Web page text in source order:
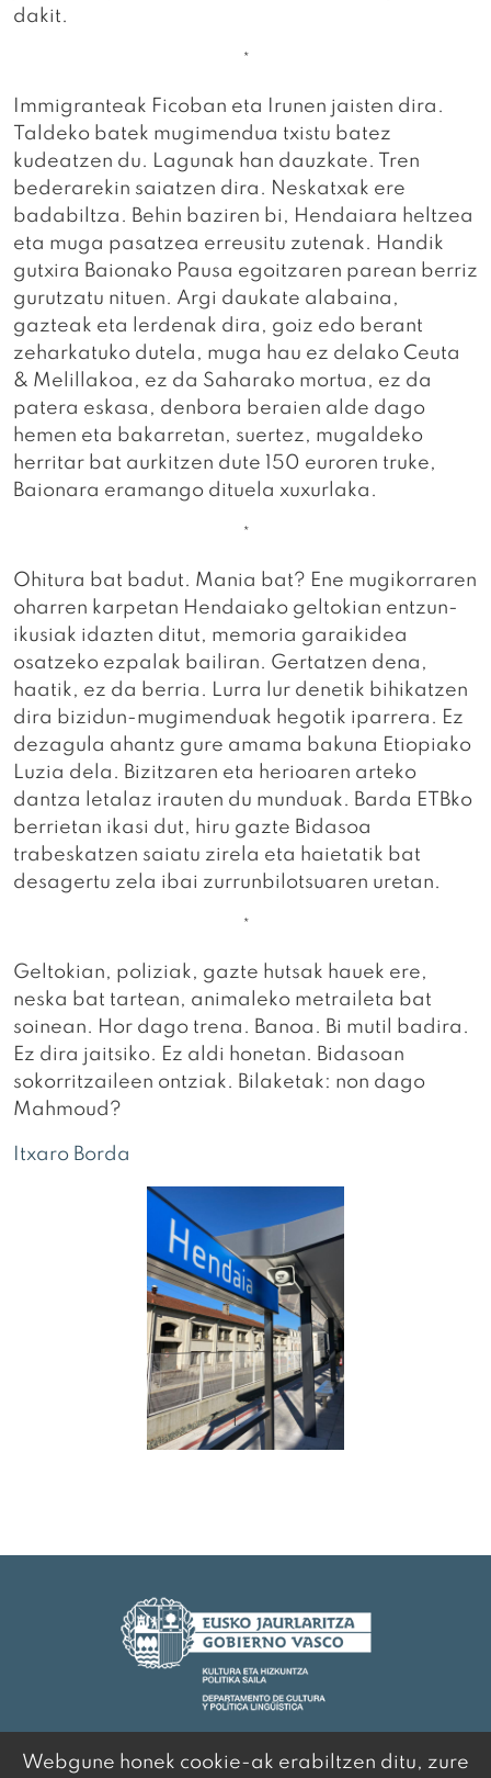
dakit.
*
Immigranteak Ficoban eta Irunen jaisten dira.
Taldeko batek mugimendua txistu batez
kudeatzen du. Lagunak han dauzkate. Tren
bederarekin saiatzen dira. Neskatxak ere
badabiltza. Behin baziren bi, Hendaiara heltzea
eta muga pasatzea erreusitu zutenak. Handik
gutxira Baionako Pausa egoitzaren parean berriz
gurutzatu nituen. Argi daukate alabaina,
gazteak eta lerdenak dira, goiz edo berant
zeharkatuko dutela, muga hau ez delako Ceuta
& Melillakoa, ez da Saharako mortua, ez da
patera eskasa, denbora beraien alde dago
hemen eta bakarretan, suertez, mugaldeko
herritar bat aurkitzen dute 150 euroren truke,
Baionara eramango dituela xuxurlaka.
*
Ohitura bat badut. Mania bat? Ene mugikorraren
oharren karpetan Hendaiako geltokian entzun-
ikusiak idazten ditut, memoria garaikidea
osatzeko ezpalak bailiran. Gertatzen dena,
haatik, ez da berria. Lurra lur denetik bihikatzen
dira bizidun-mugimenduak hegotik iparrera. Ez
dezagula ahantz gure amama bakuna Etiopiako
Luzia dela. Bizitzaren eta herioaren arteko
dantza letalaz irauten du munduak. Barda ETBko
berrietan ikasi dut, hiru gazte Bidasoa
trabeskatzen saiatu zirela eta haietatik bat
desagertu zela ibai zurrunbilotsuaren uretan.
*
Geltokian, poliziak, gazte hutsak hauek ere,
neska bat tartean, animaleko metraileta bat
soinean. Hor dago trena. Banoa. Bi mutil badira.
Ez dira jaitsiko. Ez aldi honetan. Bidasoan
sokorritzaileen ontziak. Bilaketak: non dago
Mahmoud?
Itxaro Borda
© 2020 Euskal Idazleen Elkartea
Webgune honek cookie-ak erabiltzen ditu, zure